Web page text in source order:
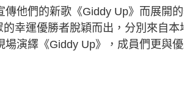
傳他們的新歌《Giddy Up》而展開
的幸運優勝者脫穎而出，分別來自
場演繹《Giddy Up》，成員們更與